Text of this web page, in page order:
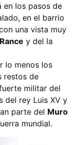
en los pasos de
en el barrio
una vista muy
y del la
lo menos los
restos de
militar del
del rey Luis XV y
parte del Muro
mundial.